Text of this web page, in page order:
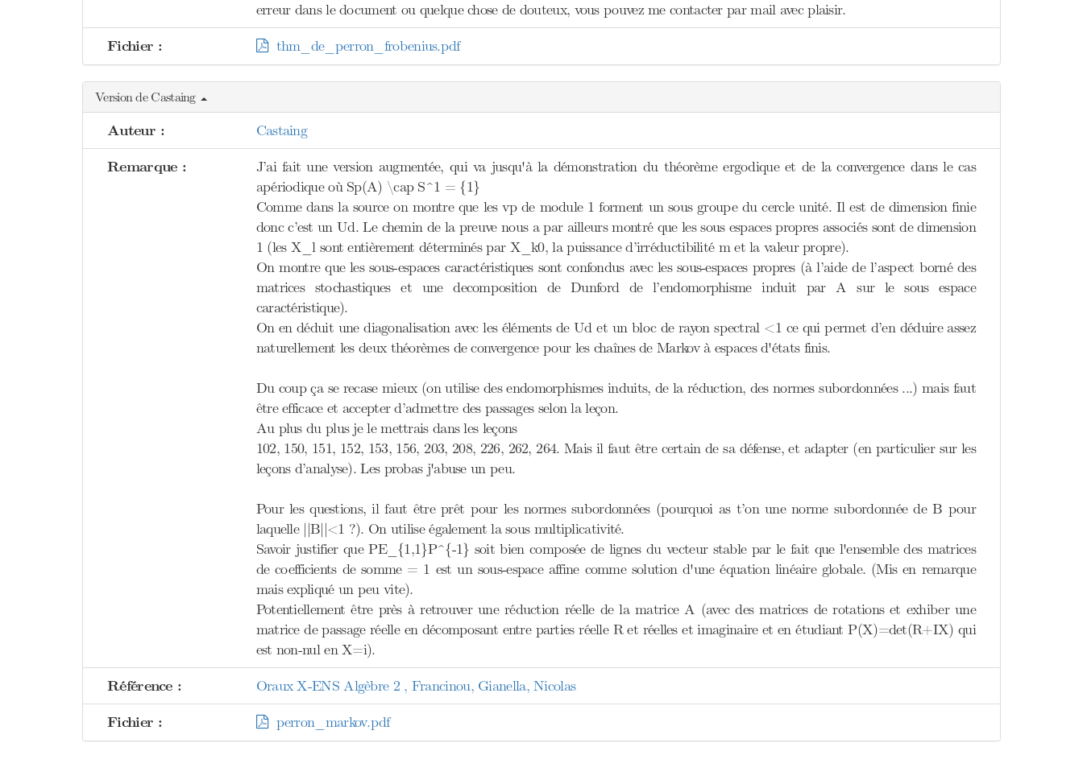
erreur dans le document ou quelque chose de douteux, vous pouvez me contacter par mail avec plaisir.
Fichier : thm_de_perron_frobenius.pdf
Version de Castaing
Auteur : Castaing
Remarque :
J’ai fait une version augmentée, qui va jusqu'à la démonstration du théorème ergodique et de la convergence dans le cas
apériodique où Sp(A) \cap S^1 = {1}
Comme dans la source on montre que les vp de module 1 forment un sous groupe du cercle unité. Il est de dimension finie
donc c’est un Ud. Le chemin de la preuve nous a par ailleurs montré que les sous espaces propres associés sont de dimension
1 (les X_l sont entièrement déterminés par X_k0, la puissance d’irréductibilité m et la valeur propre).
On montre que les sous-espaces caractéristiques sont confondus avec les sous-espaces propres (à l’aide de l’aspect borné des
matrices stochastiques et une decomposition de Dunford de l’endomorphisme induit par A sur le sous espace
caractéristique).
On en déduit une diagonalisation avec les éléments de Ud et un bloc de rayon spectral <1 ce qui permet d’en déduire assez
naturellement les deux théorèmes de convergence pour les chaînes de Markov à espaces d'états finis.
Du coup ça se recase mieux (on utilise des endomorphismes induits, de la réduction, des normes subordonnées ...) mais faut
être efficace et accepter d’admettre des passages selon la leçon.
Au plus du plus je le mettrais dans les leçons
102, 150, 151, 152, 153, 156, 203, 208, 226, 262, 264. Mais il faut être certain de sa défense, et adapter (en particulier sur les
leçons d’analyse). Les probas j'abuse un peu.
Pour les questions, il faut être prêt pour les normes subordonnées (pourquoi as t’on une norme subordonnée de B pour
laquelle ||B||<1 ?). On utilise également la sous multiplicativité.
Savoir justifier que PE_{1,1}P^{-1} soit bien composée de lignes du vecteur stable par le fait que l'ensemble des matrices
de coefficients de somme = 1 est un sous-espace affine comme solution d'une équation linéaire globale. (Mis en remarque
mais expliqué un peu vite).
Potentiellement être près à retrouver une réduction réelle de la matrice A (avec des matrices de rotations et exhiber une
matrice de passage réelle en décomposant entre parties réelle R et réelles et imaginaire et en étudiant P(X)=det(R+IX) qui
est non-nul en X=i).
Référence : Oraux X-ENS Algèbre 2 , Francinou, Gianella, Nicolas
Fichier : perron_markov.pdf